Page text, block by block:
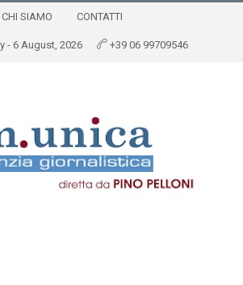
CHI SIAMO CONTATTI
- 6 August, 2026 +39 06 99709546